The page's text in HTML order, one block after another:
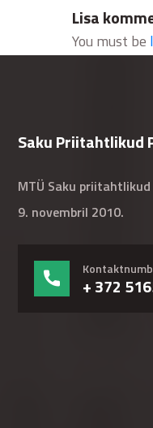
Lisa
You must be
Saku Priitahtlikud
MTÜ Saku
9. novembril 2010.
+ 372